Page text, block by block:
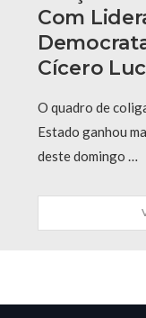
Com
Cícero
O quadro de
Estado ganhou
deste domingo …